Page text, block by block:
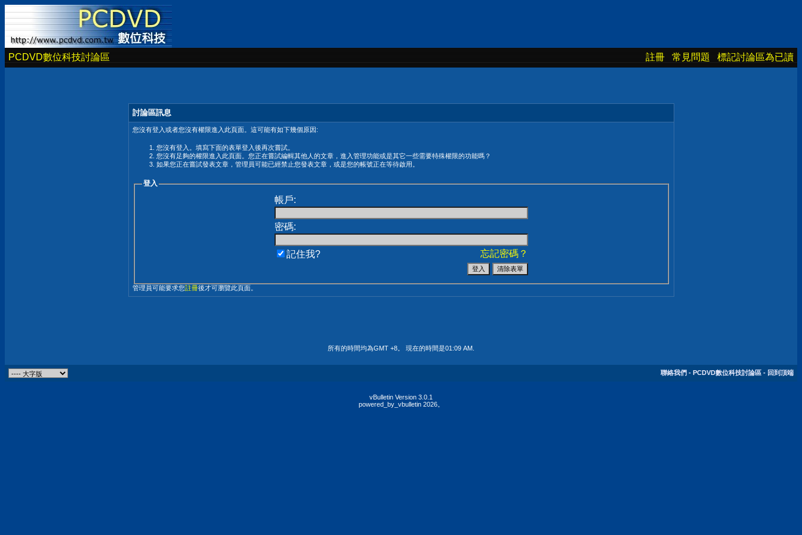
PCDVD數位科技討論區 註冊 常見問題 標記討論區為已讀
討論區訊息
您沒有登入或者您沒有權限進入此頁面。這可能有如下幾個原因:
您沒有登入。填寫下面的表單登入後再次嘗試。
您沒有足夠的權限進入此頁面。您正在嘗試編輯其他人的文章，進入管理功能或是其它一些需要特殊權限的功能嗎？
如果您正在嘗試發表文章，管理員可能已經禁止您發表文章，或是您的帳號正在等待啟用。
登入
帳戶:
密碼:
忘記密碼？
記住我?
管理員可能要求您註冊後才可瀏覽此頁面。
所有的時間均為GMT +8。 現在的時間是01:09 AM
聯絡我們 - PCDVD數位科技討論區 - 回到頂端
vBulletin Version 3.0.1
powered_by_vbulletin 2026。